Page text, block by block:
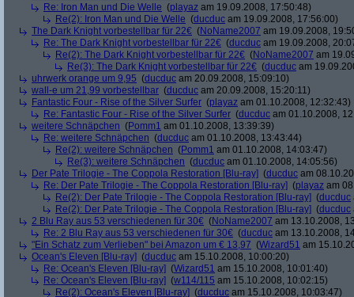
Re: Iron Man und Die Welle (playaz am 19.09.2008, 17:50:48)
Re(2): Iron Man und Die Welle (ducduc am 19.09.2008, 17:56:00)
The Dark Knight vorbestellbar für 22€ (NoName2007 am 19.09.2008,
Re: The Dark Knight vorbestellbar für 22€ (ducduc am 19.09.2008,
Re(2): The Dark Knight vorbestellbar für 22€ (NoName2007 am
Re(3): The Dark Knight vorbestellbar für 22€ (ducduc am
uhrwerk orange um 9,95 (ducduc am 20.09.2008, 15:09:10)
wall-e um 21,99 vorbestellbar (ducduc am 20.09.2008, 15:20:11)
Fantastic Four - Rise of the Silver Surfer (playaz am 01.10.2008, 12:32:43)
Re: Fantastic Four - Rise of the Silver Surfer (ducduc am 01.10.2008,
weitere Schnäpchen (Pomm1 am 01.10.2008, 13:39:39)
Re: weitere Schnäpchen (ducduc am 01.10.2008, 13:43:44)
Re(2): weitere Schnäpchen (Pomm1 am 01.10.2008, 14:03:47)
Re(3): weitere Schnäpchen (ducduc am 01.10.2008, 14:05:56)
Der Pate Trilogie - The Coppola Restoration [Blu-ray] (ducduc am
Re: Der Pate Trilogie - The Coppola Restoration [Blu-ray] (playaz am
Re(2): Der Pate Trilogie - The Coppola Restoration [Blu-ray] (ducduc
Re(2): Der Pate Trilogie - The Coppola Restoration [Blu-ray] (ducduc
2 Blu Ray aus 53 verschiedenen für 30€ (NoName2007 am 13.10.2008,
Re: 2 Blu Ray aus 53 verschiedenen für 30€ (ducduc am 13.10.2008,
"Ein Schatz zum Verlieben" bei Amazon um € 13,97 (Wizard51 am
Ocean's Eleven [Blu-ray] (ducduc am 15.10.2008, 10:00:20)
Re: Ocean's Eleven [Blu-ray] (Wizard51 am 15.10.2008, 10:01:40)
Re: Ocean's Eleven [Blu-ray] (w114/115 am 15.10.2008, 10:02:15)
Re(2): Ocean's Eleven [Blu-ray] (ducduc am 15.10.2008, 10:03:47)